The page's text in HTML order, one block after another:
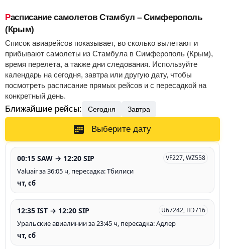
Расписание самолетов Стамбул – Симферополь
(Крым)
Список авиарейсов показывает, во сколько вылетают и
прибывают самолеты из Стамбула в Симферополь (Крым),
время перелета, а также дни следования. Используйте
календарь на сегодня, завтра или другую дату, чтобы
посмотреть расписание прямых рейсов и с пересадкой на
конкретный день.
Ближайшие рейсы: Сегодня Завтра
Выберите дату
00:15 SAW → 12:20 SIP VF227, WZ558
Valuair за 36:05 ч, пересадка: Тбилиси
чт, сб
12:35 IST → 12:20 SIP U67242, ПЭ716
Уральские авиалинии за 23:45 ч, пересадка: Адлер
чт, сб